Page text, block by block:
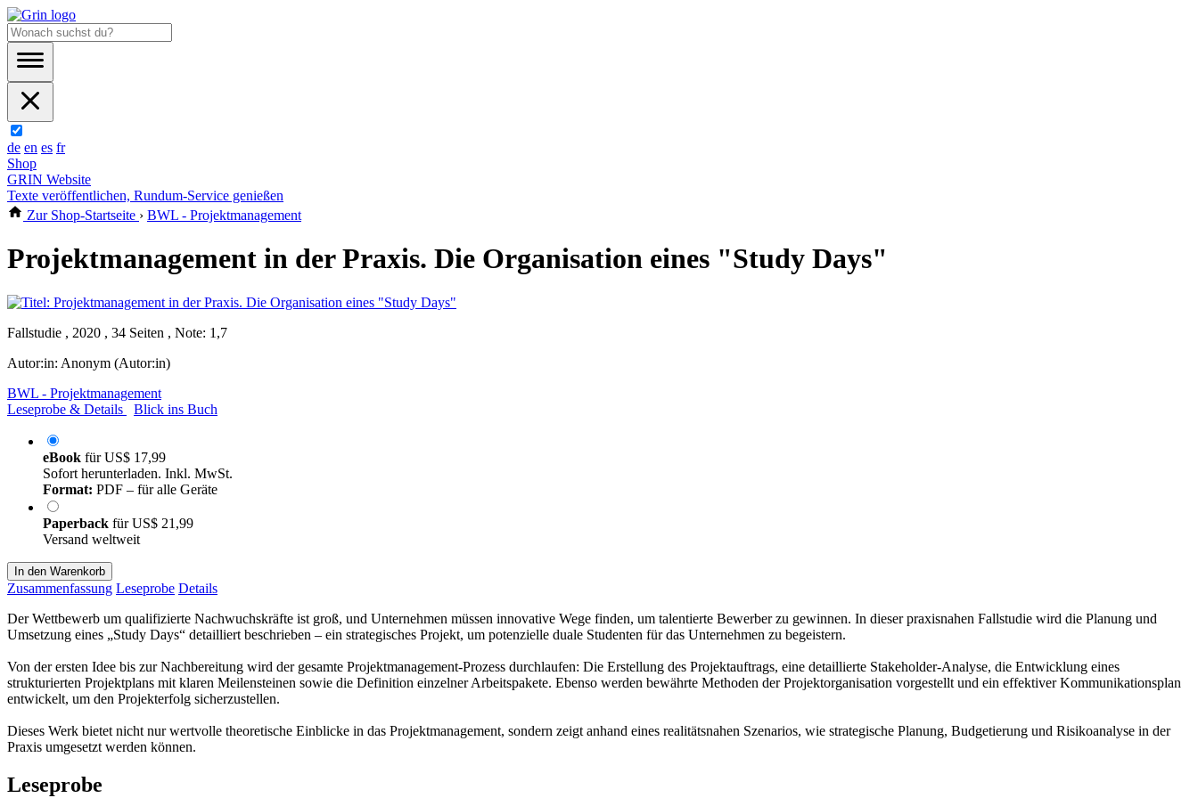
de en es fr
Shop
GRIN Website
Texte veröffentlichen, Rundum-Service genießen
Zur Shop-Startseite › BWL - Projektmanagement
Projektmanagement in der Praxis. Die Organisation eines "Study Days"
Fallstudie , 2020 , 34 Seiten , Note: 1,7
Autor:in: Anonym (Autor:in)
BWL - Projektmanagement
Leseprobe & Details
Blick ins Buch
eBook fürUS$ 17,99
Sofort herunterladen. Inkl. MwSt.
Format: PDF – für alle Geräte
Paperback fürUS$ 21,99
Versand weltweit
In den Warenkorb
Zusammenfassung Leseprobe Details
Der Wettbewerb um qualifizierte Nachwuchskräfte ist groß, und Unternehmen müssen innovative Wege finden, um talentierte Bewerber zu gewinnen. In dieser praxisnahen Fallstudie wird die Planung und
Umsetzung eines „Study Days“ detailliert beschrieben – ein strategisches Projekt, um potenzielle duale Studenten für das Unternehmen zu begeistern.
Von der ersten Idee bis zur Nachbereitung wird der gesamte Projektmanagement-Prozess durchlaufen: Die Erstellung des Projektauftrags, eine detaillierte Stakeholder-Analyse, die Entwicklung eines
strukturierten Projektplans mit klaren Meilensteinen sowie die Definition einzelner Arbeitspakete. Ebenso werden bewährte Methoden der Projektorganisation vorgestellt und ein effektiver Kommunikationsplan
entwickelt, um den Projekterfolg sicherzustellen.
Dieses Werk bietet nicht nur wertvolle theoretische Einblicke in das Projektmanagement, sondern zeigt anhand eines realitätsnahen Szenarios, wie strategische Planung, Budgetierung und Risikoanalyse in der
Praxis umgesetzt werden können.
Leseprobe